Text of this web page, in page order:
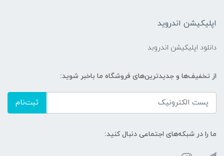
اپلیکیشن اندروید
دانلود اپلیکیشن اندروبد
از تخفیف‌ها و جدیدترین‌های فروشگاه ما باخبر شوید:
ثبت‌نام
ما را در شبکه‌های اجتماعی دنبال کنید: